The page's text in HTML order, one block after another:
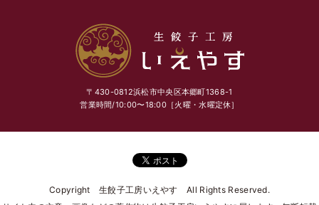
〒430-0812浜松市中央区本郷町1368-1
営業時間/10:00〜18:00［火曜・水曜定休］
Copyright 生餃子工房いえやす All Rights Reserved.